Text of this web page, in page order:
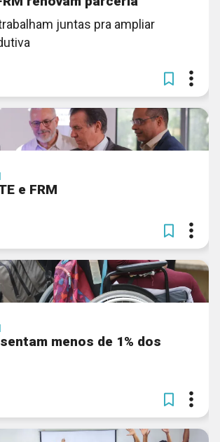
juntas pra ampliar
e FRM
menos de 1% dos